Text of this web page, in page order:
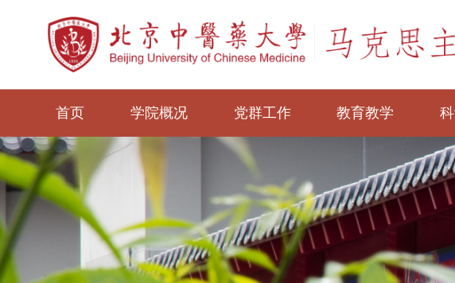
首页 学院概况 党群工作 教育教学